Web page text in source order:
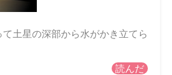
土星の深部から水がかき立てら
読んだ